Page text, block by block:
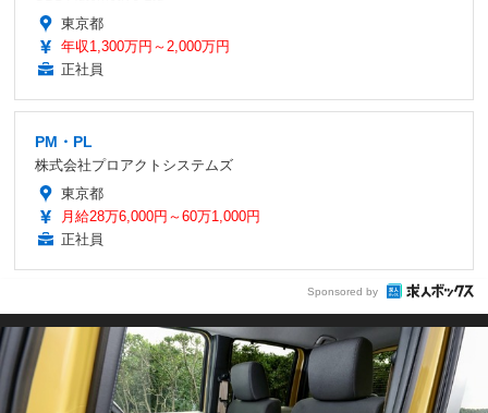
東京都
年収1,300万円～2,000万円
正社員
PM・PL
株式会社プロアクトシステムズ
東京都
月給28万6,000円～60万1,000円
正社員
Sponsored by